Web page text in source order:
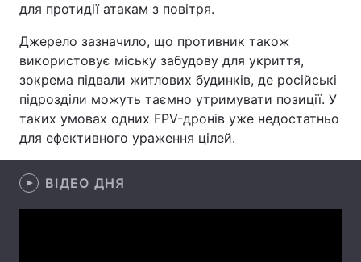
Здоров'я Туризм
Цікавинки Погода
Екологія Регіони
Лонгріди
Відео з Youtube
Інтерв'ю Думки
для протидії атакам з повітря.
Джерело зазначило, що противник також
використовує міську забудову для укриття,
зокрема підвали житлових будинків, де російські
підрозділи можуть таємно утримувати позиції. У
таких умовах одних FPV-дронів уже недостатньо
для ефективного ураження цілей.
ВІДЕО ДНЯ